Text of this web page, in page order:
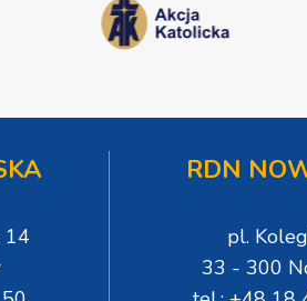
14
RDN
pl.
33 - 300